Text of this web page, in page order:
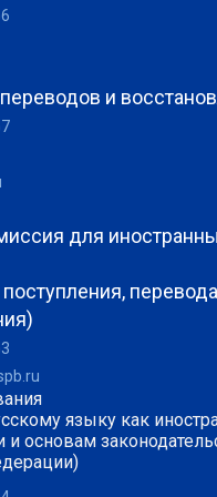
и
для
языку как
и основам